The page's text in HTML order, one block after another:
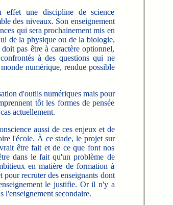
effet une discipline de science
des niveaux. Son enseignement
qui sera prochainement mis en
de la physique ou de la biologie,
pas être à caractère optionnel,
à des questions qui ne
numérique, rendue possible
d'outils numériques mais pour
tôt les formes de pensée
actuellement.
aussi de ces enjeux et de
l'école. À ce stade, le projet sur
être fait et de ce que font nos
dans le fait qu'un problème de
en matière de formation à
recruter des enseignants dont
le justifie. Or il n'y a
l'enseignement secondaire.